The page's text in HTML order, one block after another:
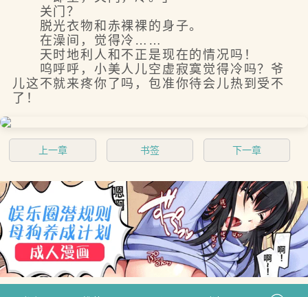
关门？
脱光衣物和赤裸裸的身子。
在澡间，觉得冷……
天时地利人和不正是现在的情况吗！
呜呼呼，小美人儿空虚寂寞觉得冷吗？爷
儿这不就来疼你了吗，包准你待会儿热到受不
了！
上一章 书签 下一章